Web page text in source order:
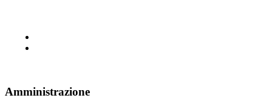
Amministrazione